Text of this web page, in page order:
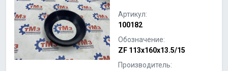
Артикул:
100182
Обозначение:
ZF 113x160x13.5/15
Производитель: